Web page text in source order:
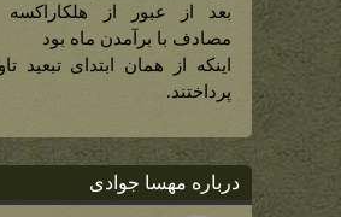
بعد از عبور از
مصادف با برآمدن ماه بود
اینکه از همان ابتدای تبعید
پرداختند.
درباره مهسا جوادی